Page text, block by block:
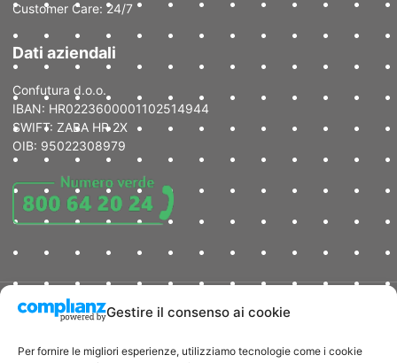
Gestire il consenso ai cookie
Per fornire le migliori esperienze, utilizziamo tecnologie come i cookie
Customer Care: 24/7
Dati aziendali
Confutura d.o.o.
IBAN: HR0223600001102514944
SWIFT: ZABA HR 2X
OIB: 95022308979
Copyright © 2024 DentiCroazia|Dichiarazione della privacy
d’Uso